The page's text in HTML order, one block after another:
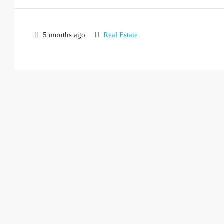
5 months ago Real Estate